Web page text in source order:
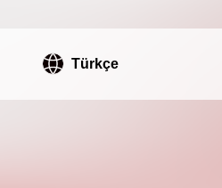
Türkçe